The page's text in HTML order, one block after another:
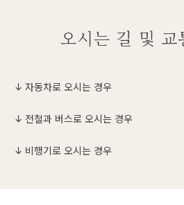
오시는 길 및 교
자동차로 오시는 경우
전철과 버스로 오시는 경우
비행기로 오시는 경우